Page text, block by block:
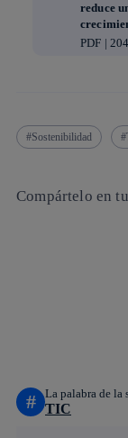
reduce
PDF |
Sostenibilidad
Compártelo en
# La palabra de la
TIC